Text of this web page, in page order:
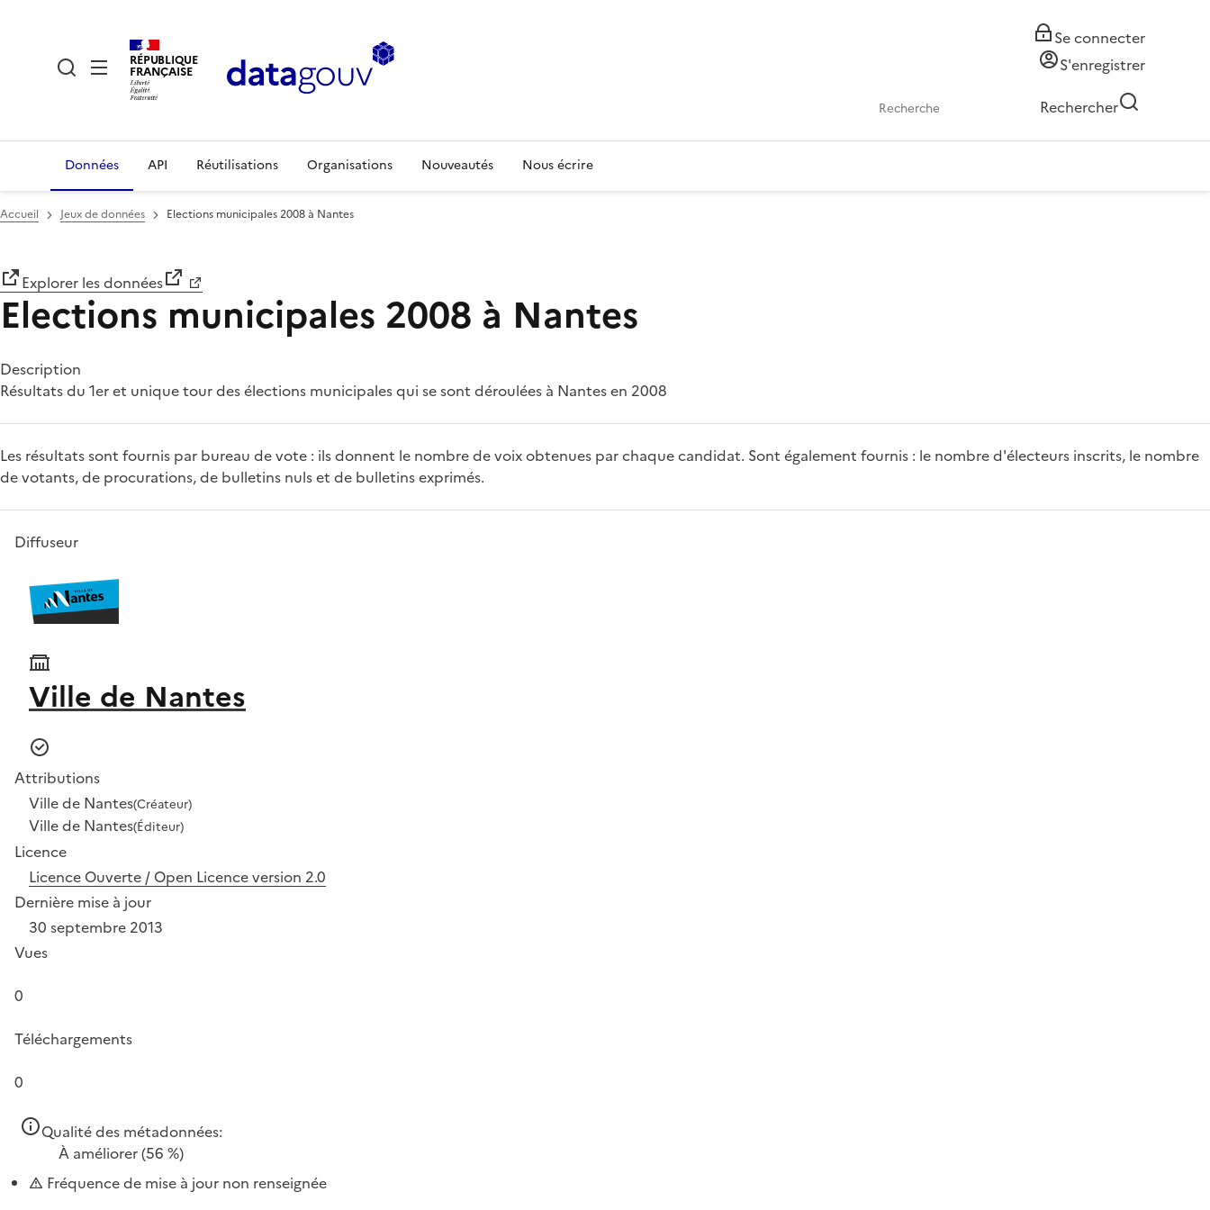
RÉPUBLIQUE
FRANÇAISE
Se connecter
S'enregistrer
Rechercher
Données API Réutilisations Organisations Nouveautés Nous écrire
Accueil Jeux de données Elections municipales 2008 à Nantes
Explorer les données
Elections municipales 2008 à Nantes
Description
Résultats du 1er et unique tour des élections municipales qui se sont déroulées à Nantes en 2008
Les résultats sont fournis par bureau de vote : ils donnent le nombre de voix obtenues par chaque candidat. Sont également fournis : le nombre d'électeurs inscrits, le nombre
de votants, de procurations, de bulletins nuls et de bulletins exprimés.
Diffuseur
Ville de Nantes
Attributions
Ville de Nantes(Créateur)
Ville de Nantes(Éditeur)
Licence
Licence Ouverte / Open Licence version 2.0
Dernière mise à jour
30 septembre 2013
Vues
0
Téléchargements
0
Qualité des métadonnées:
À améliorer(56 %)
Fréquence de mise à jour non renseignée